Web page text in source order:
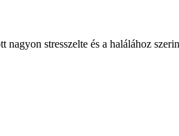
stresszelte és a halálához